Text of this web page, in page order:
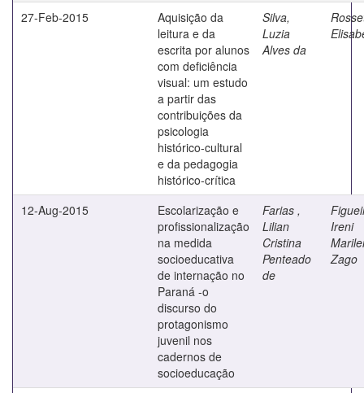
27-Feb-2015
Aquisição da
leitura e da
escrita por alunos
com deficiência
visual: um estudo
a partir das
contribuições da
psicologia
histórico-cultural
e da pedagogia
histórico-crítica
Silva,
Luzia
Alves da
12-Aug-2015
Escolarização e
profissionalização
na medida
socioeducativa
de internação no
Paraná -o
discurso do
protagonismo
juvenil nos
cadernos de
socioeducação
Farias ,
Lilian
Cristina
Penteado
de
Ireni
Zago